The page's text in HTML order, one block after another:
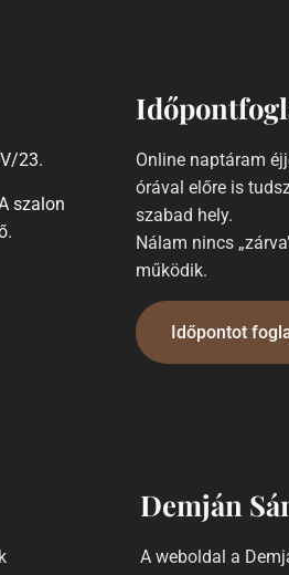
23.
szalon
Online naptáram
órával előre is
szabad hely.
Nálam nincs
működik.
Időpontot
Demján
A weboldal a